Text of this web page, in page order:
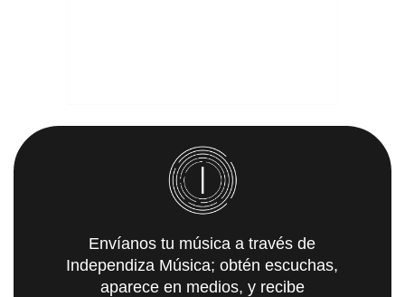
Envíanos tu música a través de
Independiza Música; obtén escuchas,
aparece en medios, y recibe